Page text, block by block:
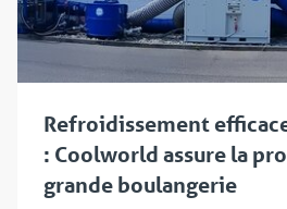
Refroidissement
: Coolworld assure la
grande boulangerie